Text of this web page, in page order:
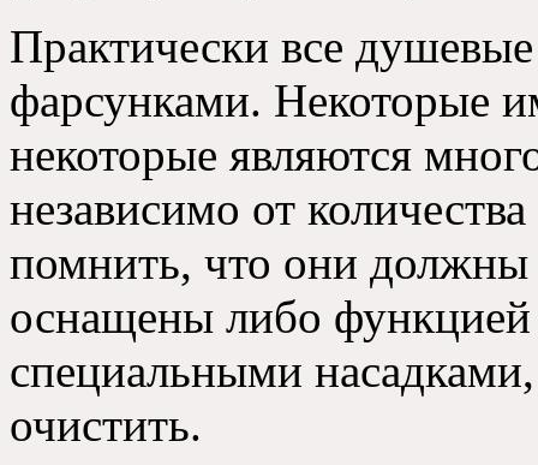
Практически все
фарсунками. Некоторые
некоторые являются
независимо от
помнить, что они должны
оснащены либо функцией
специальными насадками
очистить.